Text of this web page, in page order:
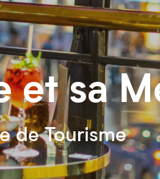
et sa
de Tourisme